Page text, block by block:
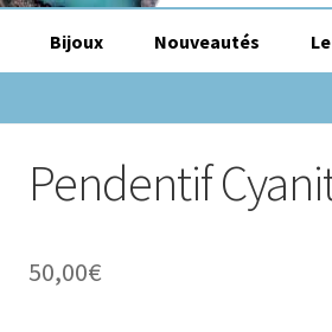
Bijoux Nouveautés
Pendentif
50,00€